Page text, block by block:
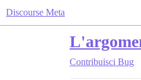
Discourse Meta
Contribuisci Bug